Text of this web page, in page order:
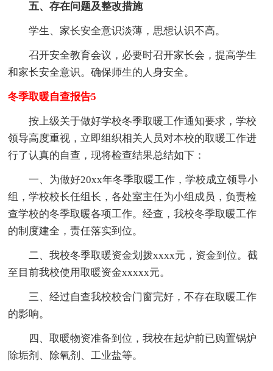
五、存在问题及整改措施
学生、家长安全意识淡薄，思想认识不高。
召开安全教育会议，必要时召开家长会，提高学生
和家长安全意识。确保师生的人身安全。
冬季取暖自查报告5
按上级关于做好学校冬季取暖工作通知要求，学校
领导高度重视，立即组织相关人员对本校的取暖工作进
行了认真的自查，现将检查结果总结如下：
一、为做好20xx年冬季取暖工作，学校成立领导小
组，学校校长任组长，各处室主任为小组成员，负责检
查学校的冬季取暖各项工作。经查，我校冬季取暖工作
的制度建全，责任落实到位。
二、我校冬季取暖资金划拨xxxx元，资金到位。截
至目前我校使用取暖资金xxxxx元。
三、经过自查我校校舍门窗完好，不存在取暖工作
的影响。
四、取暖物资准备到位，我校在起炉前已购置锅炉
除垢剂、除氧剂、工业盐等。